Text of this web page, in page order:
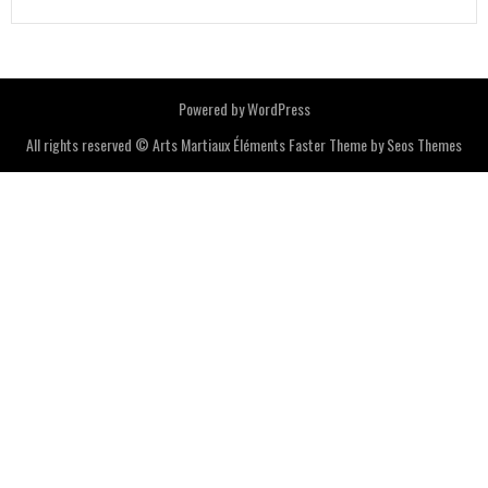
Powered by WordPress
All rights reserved © Arts Martiaux ÉlémentsFaster Theme by Seos Themes